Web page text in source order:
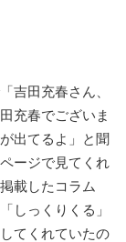
吉田充春さん、
充春でございま
出てるよ」と聞
ージで見てくれ
載したコラム
しっくりくる」
てくれていたの